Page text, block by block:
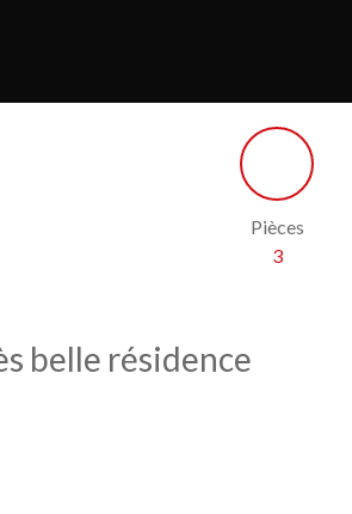
Pièces
3
belle résidence